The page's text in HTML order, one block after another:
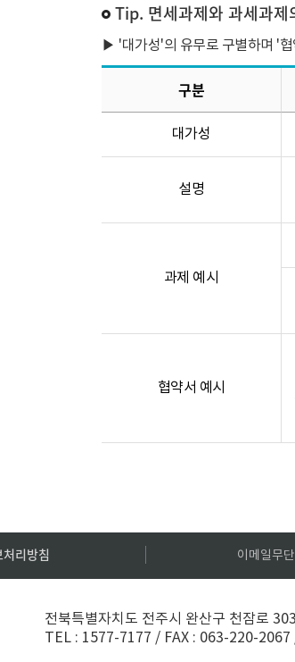
Tip. 면세과제와 과세과제
▶ '대가성'의 유무로 구별하며 '
구분
대가성
설명
과제 예시
협약서 예시
리방침 이메일무
전북특별자치도 전주시 완산구 천잠로
TEL : 1577-7177 / FAX : 063-220-2067